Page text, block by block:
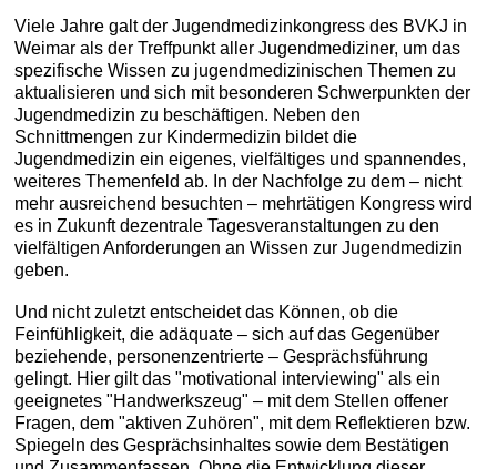
Viele Jahre galt der Jugendmedizinkongress des BVKJ in
Weimar als der Treffpunkt aller Jugendmediziner, um das
spezifische Wissen zu jugendmedizinischen Themen zu
aktualisieren und sich mit besonderen Schwerpunkten der
Jugendmedizin zu beschäftigen. Neben den
Schnittmengen zur Kindermedizin bildet die
Jugendmedizin ein eigenes, vielfältiges und spannendes,
weiteres Themenfeld ab. In der Nachfolge zu dem – nicht
mehr ausreichend besuchten – mehrtätigen Kongress wird
es in Zukunft dezentrale Tagesveranstaltungen zu den
vielfältigen Anforderungen an Wissen zur Jugendmedizin
geben.
Und nicht zuletzt entscheidet das Können, ob die
Feinfühligkeit, die adäquate – sich auf das Gegenüber
beziehende, personenzentrierte – Gesprächsführung
gelingt. Hier gilt das "motivational interviewing" als ein
geeignetes "Handwerkszeug" – mit dem Stellen offener
Fragen, dem "aktiven Zuhören", mit dem Reflektieren bzw.
Spiegeln des Gesprächsinhaltes sowie dem Bestätigen